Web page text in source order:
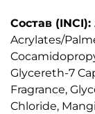
Состав (INCI):
Acrylates/
Glycereth-7
Fragrance,
Chloride,